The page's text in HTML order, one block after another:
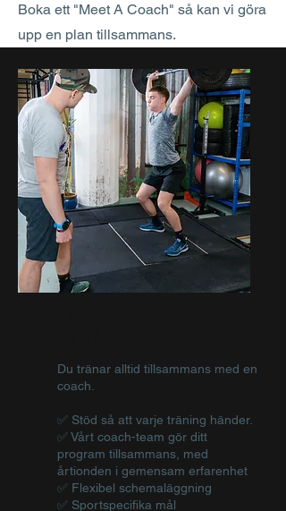
Boka ett "Meet A Coach" så kan vi göra
upp en plan tillsammans.
Du tränar alltid tillsammans med en
coach.
✅ Stöd så att varje träning händer.
✅ Vårt coach-team gör ditt
program tillsammans, med
årtionden i gemensam erfarenhet
✅ Flexibel schemaläggning
✅ Sportspecifika mål